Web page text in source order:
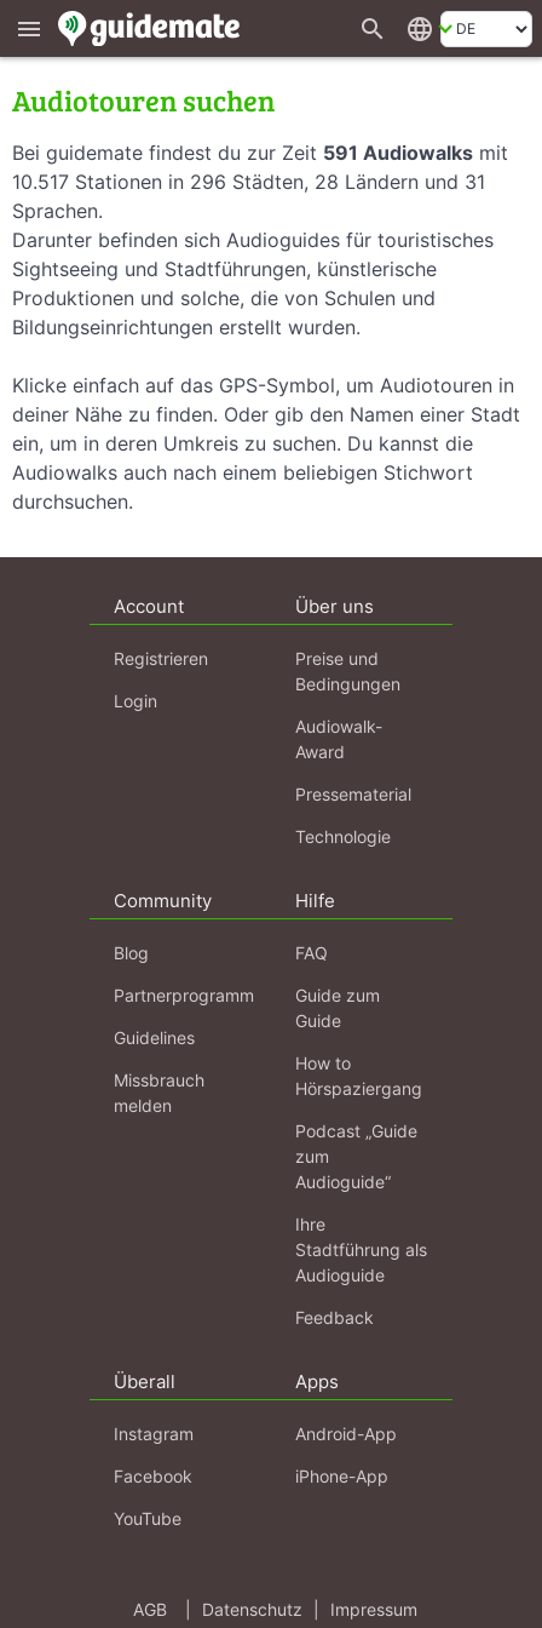
menu search language
Audiotouren suchen
Bei guidemate findest du zur Zeit 591 Audiowalks mit
10.517 Stationen in 296 Städten, 28 Ländern und 31
Sprachen.
Darunter befinden sich Audioguides für touristisches
Sightseeing und Stadtführungen, künstlerische
Produktionen und solche, die von Schulen und
Bildungseinrichtungen erstellt wurden.
Klicke einfach auf das GPS-Symbol, um Audiotouren in
deiner Nähe zu finden. Oder gib den Namen einer Stadt
ein, um in deren Umkreis zu suchen. Du kannst die
Audiowalks auch nach einem beliebigen Stichwort
durchsuchen.
Account
Registrieren
Login
Über uns
Preise und
Bedingungen
Audiowalk-
Award
Pressematerial
Technologie
Community
Blog
Partnerprogramm
Guidelines
Missbrauch
melden
Hilfe
FAQ
Guide zum
Guide
How to
Hörspaziergang
Podcast „Guide
zum
Audioguide“
Ihre
Stadtführung als
Audioguide
Feedback
Überall
Instagram
Facebook
YouTube
Apps
Android-App
iPhone-App
AGB Datenschutz Impressum